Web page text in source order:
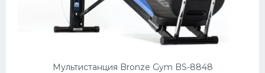
Мультистанция Bronze Gym BS-8848